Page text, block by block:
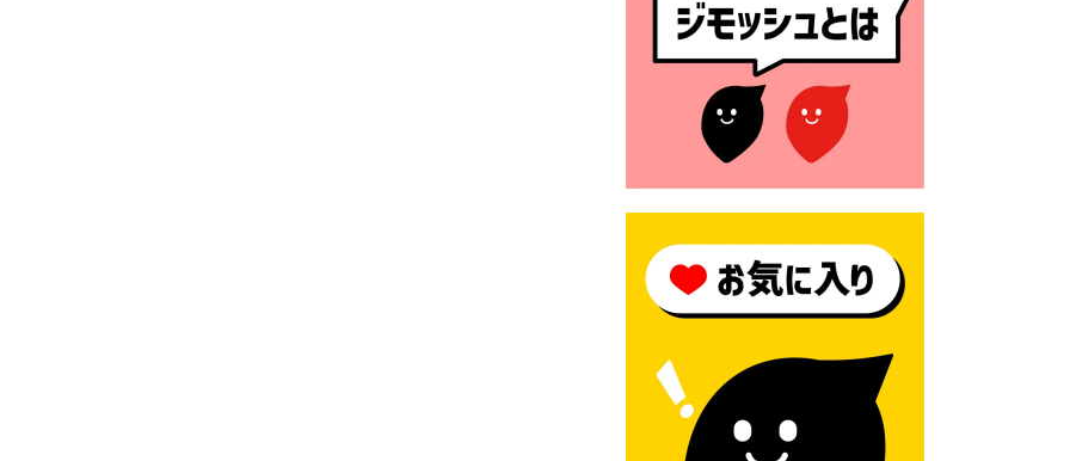
2026年6月23日 公告一覧（市
内業者対象）を更新しまし
2026年6月23日 （一財）豊前
市佐野・則尾育英会奨学生募
2026年6月18日 セアカゴケグ
モにご注意ください！
ェルターの指定
2026年6月10日 令和８年経済
センサス-活動調査